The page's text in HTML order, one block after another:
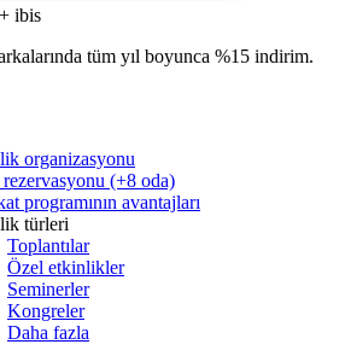
ibis
tüm yıl boyunca %15 indirim.
organizasyonu
(+8 oda)
programının avantajları
türleri
Toplantılar
Özel etkinlikler
Seminerler
Kongreler
Daha fazla